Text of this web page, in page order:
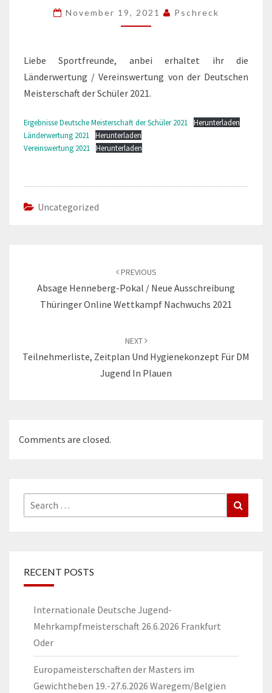
2021
November 19, 2021 Pschreck
Liebe Sportfreunde, anbei erhaltet ihr die
Länderwertung / Vereinswertung von der Deutschen
Meisterschaft der Schüler 2021.
Ergebnisse Deutsche Meisterschaft der Schüler 2021
Herunterladen
Länderwertung 2021
Herunterladen
Vereinswertung 2021
Herunterladen
Uncategorized
PREVIOUS
Absage Henneberg-Pokal / Neue Ausschreibung
Thüringer Online Wettkampf Nachwuchs 2021
NEXT
Teilnehmerliste, Zeitplan Und Hygienekonzept Für DM
Jugend In Plauen
Comments are closed.
Search
for:
RECENT POSTS
Internationale Deutsche Jugend-
Mehrkampfmeisterschaft 26.6.2026 Frankfurt
Oder
Europameisterschaften der Masters im
Gewichtheben 19.-27.6.2026 Waregem/Belgien